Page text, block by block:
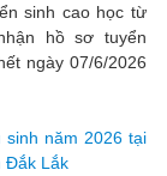
sinh cao học từ
hồ sơ tuyển
ngày 07/6/2026
sinh năm 2026 tại
Đắk Lắk